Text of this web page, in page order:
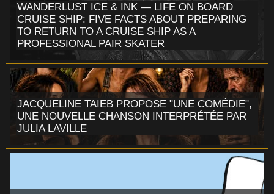
WANDERLUST ICE & INK — LIFE ON BOARD
CRUISE SHIP: FIVE FACTS ABOUT PREPARING
TO RETURN TO A CRUISE SHIP AS A
PROFESSIONAL PAIR SKATER
JACQUELINE TAIEB PROPOSE "UNE COMÉDIE",
UNE NOUVELLE CHANSON INTERPRÉTÉE PAR
JULIA LAVILLE